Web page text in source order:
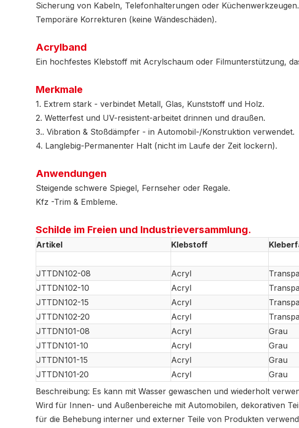
Sicherung von Kabeln, Telefonhalterungen oder Küchenwerkzeugen.
Temporäre Korrekturen (keine Wändeschäden).
Acrylband
Ein hochfestes Klebstoff mit Acrylschaum oder Filmunterstützung,
Merkmale
1. Extrem stark - verbindet Metall, Glas, Kunststoff und Holz.
2. Wetterfest und UV-resistent-arbeitet drinnen und draußen.
3.. Vibration & Stoßdämpfer - in Automobil-/Konstruktion verwendet.
4. Langlebig-Permanenter Halt (nicht im Laufe der Zeit lockern).
Anwendungen
Steigende schwere Spiegel, Fernseher oder Regale.
Kfz -Trim & Embleme.
Schilde im Freien und Industrieversammlung.
Artikel Klebstoff
JTTDN102-08
Acryl
JTTDN102-10
Acryl
JTTDN102-15
Acryl
JTTDN102-20
Acryl
JTTDN101-08
Acryl Grau
JTTDN101-10
Acryl Grau
JTTDN101-15
Acryl Grau
JTTDN101-20
Acryl Grau
Beschreibung: Es kann mit Wasser gewaschen und wiederholt
Wird für Innen- und Außenbereiche mit Automobilen, dekorativen
für die Behebung interner und externer Teile von Produkten